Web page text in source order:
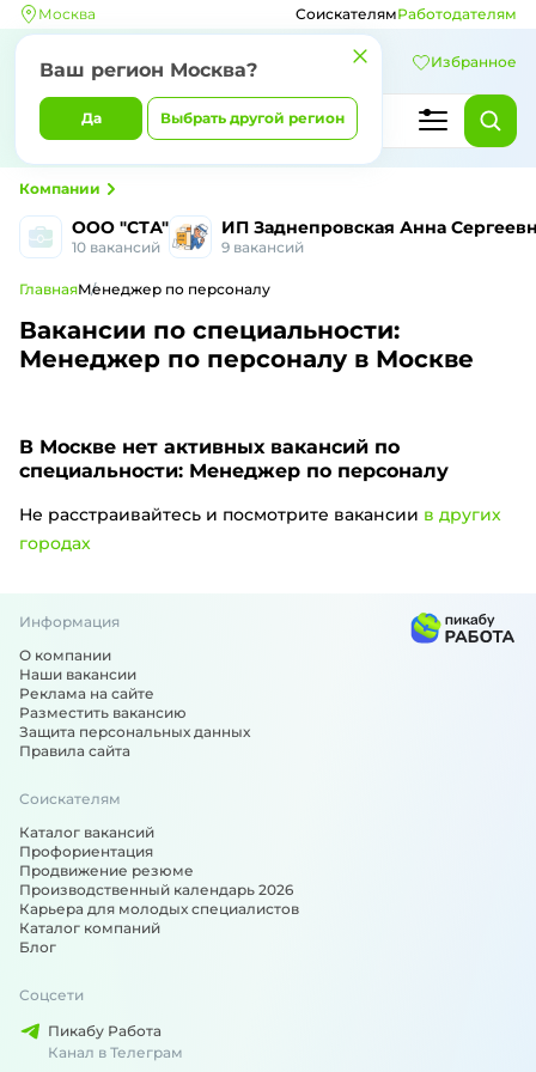
Москва
Ваш регион Москва?
Да Выбрать другой регион
СоискателямРаботодателям
Избранное
ООО "СТА"
10 вакансий
ИП Заднепровская Анна
9 вакансий
Компании
ГлавнаяМенеджер по персоналу
Вакансии по специальности:
Менеджер по персоналу в Москве
В Москве нет активных вакансий по
специальности: Менеджер по персоналу
Не расстраивайтесь и посмотрите вакансии в других
городах
Вакансии по специальности: Менеджер по персоналу -
Информация
О компании
Наши вакансии
Реклама на сайте
Разместить вакансию
Защита персональных данных
Правила сайта
Соискателям
Каталог вакансий
Профориентация
Продвижение резюме
Производственный календарь 2026
Карьера для молодых специалистов
Каталог компаний
Блог
Соцсети
Пикабу Работа
Канал в Телеграм